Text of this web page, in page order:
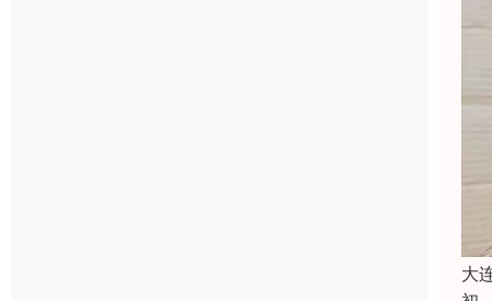
大